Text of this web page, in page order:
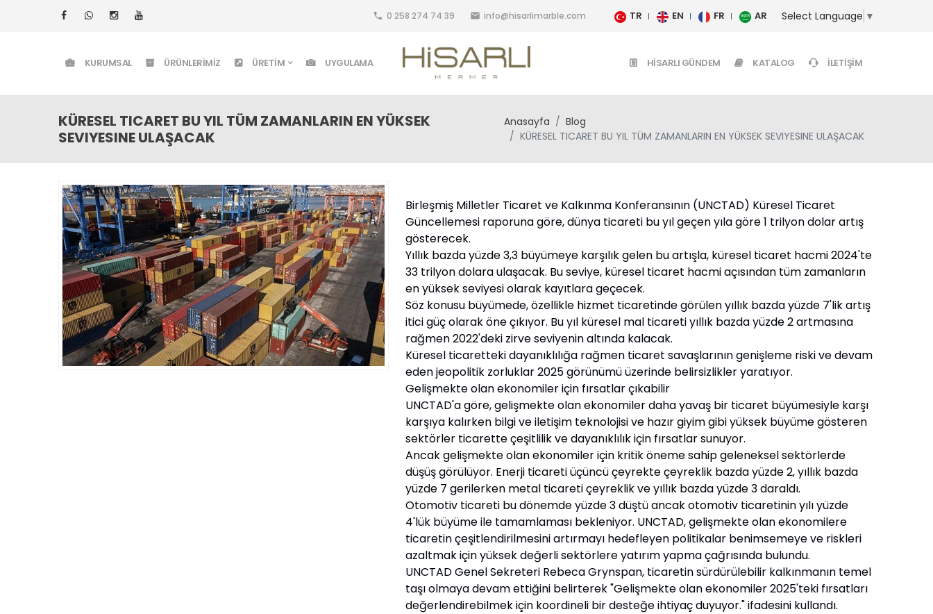
local_phone 0 258 274 74 39 email info@hisarlimarble.com TR EN FR AR Select Language ▼
KURUMSAL ÜRÜNLERIMIZ ÜRETIM UYGULAMA HISARLI GÜNDEM KATALOG İLETIŞIM
KÜRESEL TICARET BU YIL TÜM ZAMANLARIN EN YÜKSEK
SEVIYESINE ULAŞACAK
Anasayfa
Blog
KÜRESEL TICARET BU YIL TÜM ZAMANLARIN EN YÜKSEK SEVIYESINE ULAŞACAK
Birleşmiş Milletler Ticaret ve Kalkınma Konferansının (UNCTAD) Küresel Ticaret
Güncellemesi raporuna göre, dünya ticareti bu yıl geçen yıla göre 1 trilyon dolar artış
gösterecek.
Yıllık bazda yüzde 3,3 büyümeye karşılık gelen bu artışla, küresel ticaret hacmi 2024'te
33 trilyon dolara ulaşacak. Bu seviye, küresel ticaret hacmi açısından tüm zamanların
en yüksek seviyesi olarak kayıtlara geçecek.
Söz konusu büyümede, özellikle hizmet ticaretinde görülen yıllık bazda yüzde 7'lik artış
itici güç olarak öne çıkıyor. Bu yıl küresel mal ticareti yıllık bazda yüzde 2 artmasına
rağmen 2022'deki zirve seviyenin altında kalacak.
Küresel ticaretteki dayanıklılığa rağmen ticaret savaşlarının genişleme riski ve devam
eden jeopolitik zorluklar 2025 görünümü üzerinde belirsizlikler yaratıyor.
Gelişmekte olan ekonomiler için fırsatlar çıkabilir
UNCTAD'a göre, gelişmekte olan ekonomiler daha yavaş bir ticaret büyümesiyle karşı
karşıya kalırken bilgi ve iletişim teknolojisi ve hazır giyim gibi yüksek büyüme gösteren
sektörler ticarette çeşitlilik ve dayanıklılık için fırsatlar sunuyor.
Ancak gelişmekte olan ekonomiler için kritik öneme sahip geleneksel sektörlerde
düşüş görülüyor. Enerji ticareti üçüncü çeyrekte çeyreklik bazda yüzde 2, yıllık bazda
yüzde 7 gerilerken metal ticareti çeyreklik ve yıllık bazda yüzde 3 daraldı.
Otomotiv ticareti bu dönemde yüzde 3 düştü ancak otomotiv ticaretinin yılı yüzde
4'lük büyüme ile tamamlaması bekleniyor. UNCTAD, gelişmekte olan ekonomilere
ticaretin çeşitlendirilmesini artırmayı hedefleyen politikalar benimsemeye ve riskleri
azaltmak için yüksek değerli sektörlere yatırım yapma çağrısında bulundu.
UNCTAD Genel Sekreteri Rebeca Grynspan, ticaretin sürdürülebilir kalkınmanın temel
taşı olmaya devam ettiğini belirterek "Gelişmekte olan ekonomiler 2025'teki fırsatları
değerlendirebilmek için koordineli bir desteğe ihtiyaç duyuyor." ifadesini kullandı.